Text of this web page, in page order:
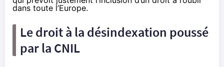
dans toute l’Europe.
Le droit à la désindexation poussé
par la CNIL